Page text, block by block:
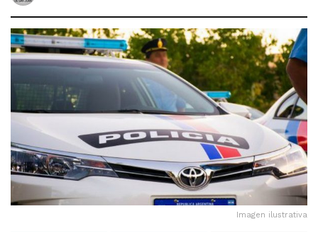
Imagen ilustrativa